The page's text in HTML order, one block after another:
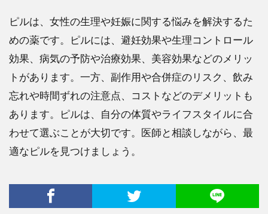
ピルは、女性の生理や妊娠に関する悩みを解決するた
めの薬です。ピルには、避妊効果や生理コントロール
効果、病気の予防や治療効果、美容効果などのメリッ
トがあります。一方、副作用や合併症のリスク、飲み
忘れや時間ずれの注意点、コストなどのデメリットも
あります。ピルは、自分の体質やライフスタイルに合
わせて選ぶことが大切です。医師と相談しながら、最
適なピルを見つけましょう。